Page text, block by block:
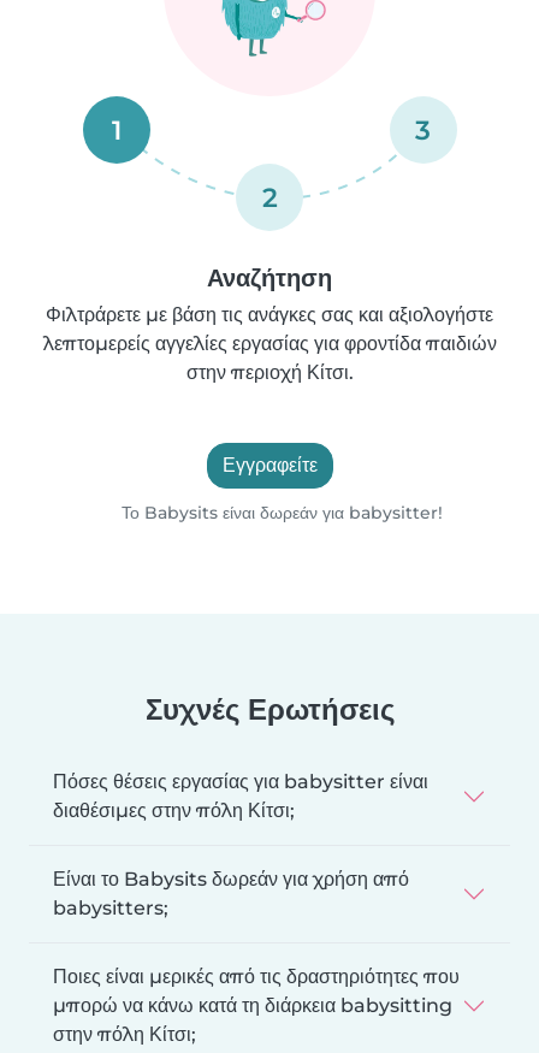
1
2
3
Αναζήτηση
Φιλτράρετε με βάση τις ανάγκες σας και αξιολογήστε
λεπτομερείς αγγελίες εργασίας για φροντίδα παιδιών
στην περιοχή Κίτσι.
Εγγραφείτε
Το Babysits είναι δωρεάν για babysitter!
Συχνές Ερωτήσεις
Πόσες θέσεις εργασίας για babysitter είναι
διαθέσιμες στην πόλη Κίτσι;
Είναι το Babysits δωρεάν για χρήση από
babysitters;
Ποιες είναι μερικές από τις δραστηριότητες που
μπορώ να κάνω κατά τη διάρκεια babysitting
στην πόλη Κίτσι;